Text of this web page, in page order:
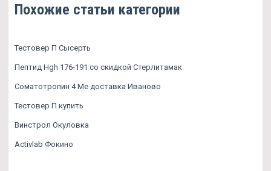
Похожие статьи категории
Тестовер П Сысерть
Пептид Hgh 176-191 со скидкой Стерлитамак
Соматотропин 4 Ме доставка Иваново
Тестовер П купить
Винстрол Окуловка
Activlab Фокино